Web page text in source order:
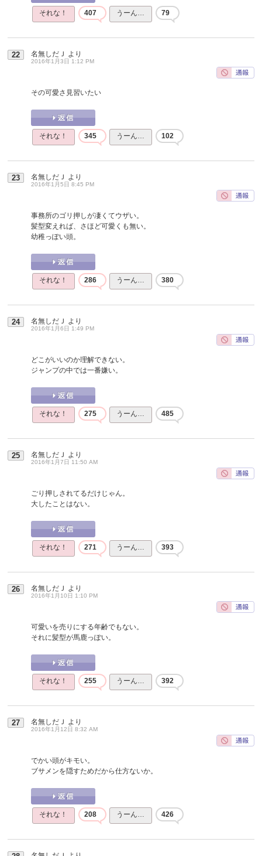
それな！ 407 うーん… 79
22 名無しだＪ より
2016年1月3日 1:12 PM
その可愛さ見習いたい
それな！ 345 うーん… 102
23 名無しだＪ より
2016年1月5日 8:45 PM
事務所のゴリ押しが凄くてウザい。
髪型変えれば、さほど可愛くも無い。
幼稚っぽい頭。
それな！ 286 うーん… 380
24 名無しだＪ より
2016年1月6日 1:49 PM
どこがいいのか理解できない。
ジャンプの中では一番嫌い。
それな！ 275 うーん… 485
25 名無しだＪ より
2016年1月7日 11:50 AM
ごり押しされてるだけじゃん。
大したことはない。
それな！ 271 うーん… 393
26 名無しだＪ より
2016年1月10日 1:10 PM
可愛いを売りにする年齢でもない。
それに髪型が馬鹿っぽい。
それな！ 255 うーん… 392
27 名無しだＪ より
2016年1月12日 8:32 AM
でかい頭がキモい。
ブサメンを隠すためだから仕方ないか。
それな！ 208 うーん… 426